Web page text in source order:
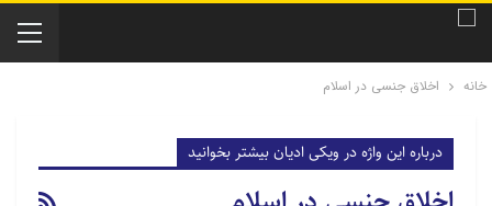
خانه اخلاق جنسی در اسلام
درباره این واژه در ویکی ادیان بیشتر بخوانید